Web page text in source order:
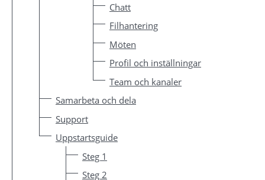
Chatt
Filhantering
Möten
Profil och inställningar
Team och kanaler
Samarbeta och dela
Support
Uppstartsguide
Steg 1
Steg 2